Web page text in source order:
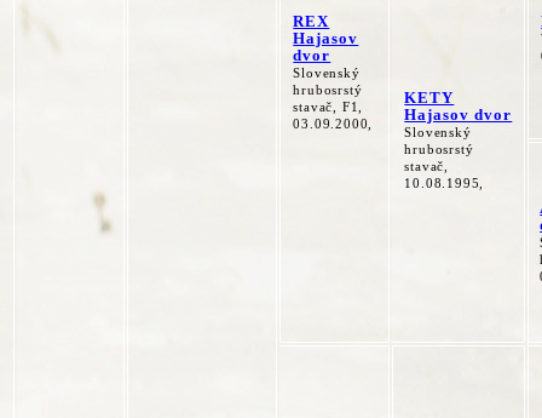
REX
Hajasov
dvor
Slovenský
hrubosrstý
stavač, F1,
03.09.2000,
KETY
Hajasov dvor
Slovenský
hrubosrstý
stavač,
10.08.1995,